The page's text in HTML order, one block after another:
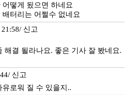
떻게 됬으면 하네요
터리는 어쩔수 없네요
신고
해결 될라나요. 좋은 기사 잘 봤네요.
신고
로워 질 수 있을지..